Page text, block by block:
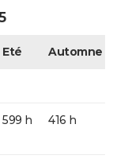
Eté Automne
599 h 416 h